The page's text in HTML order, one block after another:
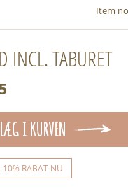
Item
INCL. TABURET
LÆG I KURVEN
10% RABAT NU